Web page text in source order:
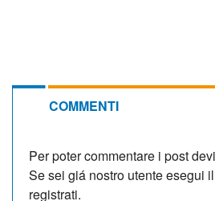
COMMENTI
Per poter commentare i post
Se sei giá nostro utente esegui
registrati.